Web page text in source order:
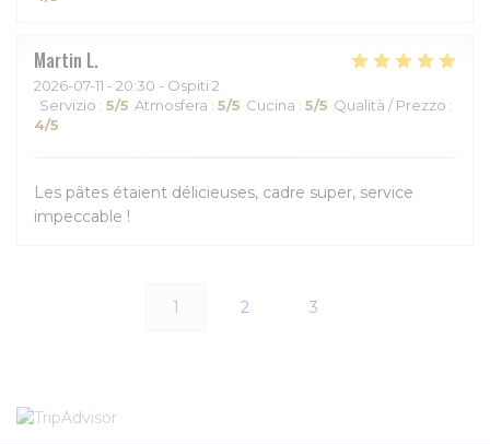
Martin L
2026-07-11 - 20:30 - Ospiti 2
Servizio : 5/5 Atmosfera : 5/5 Cucina : 5/5 Qualità / Prezzo :
4/5
Les pâtes étaient délicieuses, cadre super, service
impeccable !
1 2 3